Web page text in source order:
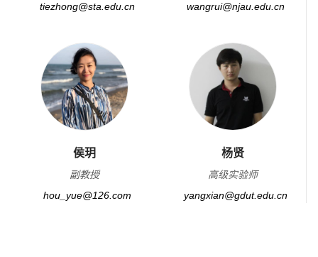
tiezhong@sta.edu.cn
wangrui@njau.edu.cn
侯玥
副教授
hou_yue@126.com
杨贤
高级实验师
yangxian@gdut.edu.cn